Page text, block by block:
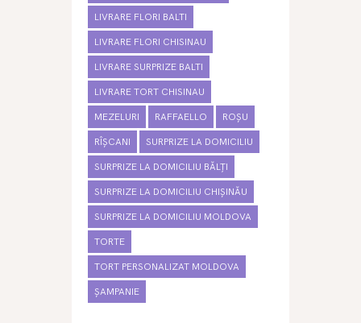
LIVRARE FLORI BALTI
LIVRARE FLORI CHISINAU
LIVRARE SURPRIZE BALTI
LIVRARE TORT CHISINAU
MEZELURI RAFFAELLO ROȘU
RÎȘCANI SURPRIZE LA DOMICILIU
SURPRIZE LA DOMICILIU BĂLȚI
SURPRIZE LA DOMICILIU CHIȘINĂU
SURPRIZE LA DOMICILIU MOLDOVA
TORTE
TORT PERSONALIZAT MOLDOVA
ȘAMPANIE